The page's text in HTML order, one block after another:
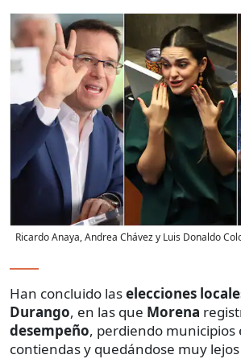
Ricardo Anaya, Andrea Chávez y Luis Donaldo
Han concluido laselecciones
Durango, en las que Morena
desempeño, perdiendo municipios
contiendas y quedándose muy